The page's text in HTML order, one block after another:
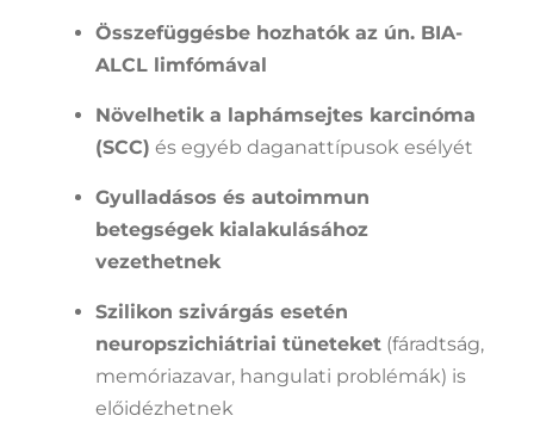
Összefüggésbe hozhatók az ún. BIA-
ALCL limfómával
Növelhetik a laphámsejtes karcinóma
(SCC) és egyéb daganattípusok esélyét
Gyulladásos és autoimmun
betegségek kialakulásához
vezethetnek
Szilikon szivárgás esetén
neuropszichiátriai tüneteket (fáradtság,
memóriazavar, hangulati problémák) is
előidézhetnek